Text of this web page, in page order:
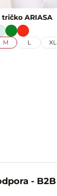
ARIASA
M L XL
- B2B